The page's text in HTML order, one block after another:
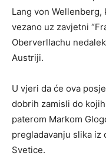
Lang von
vezano uz zavjetni
Oberverllachu
Austriji.
U vjeri da će ova
dobrih zamisli do
paterom Markom
pregladavanju slika iz
Svetice.